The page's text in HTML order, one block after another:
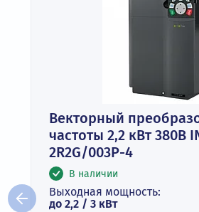
Векторный
частоты 2,2 кВт 380В
2R2G/003P-4
В наличии
Выходная мощность:
до 2,2 / 3 кВт